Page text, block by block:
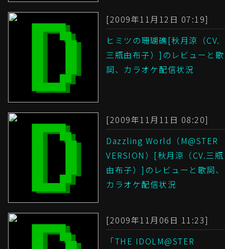
[2009年11月12日 07:19]
ヒミツの珊瑚礁[秋月涼（CV.
三瓶由布子）]のレビューと歌
詞、カラオケ配信状況
[2009年11月11日 08:20]
Dazzling World（M@STER
VERSION）[秋月涼（CV.三瓶
由布子）]のレビューと歌詞、
カラオケ配信状況
[2009年11月06日 11:23]
「THE IDOLM@STER